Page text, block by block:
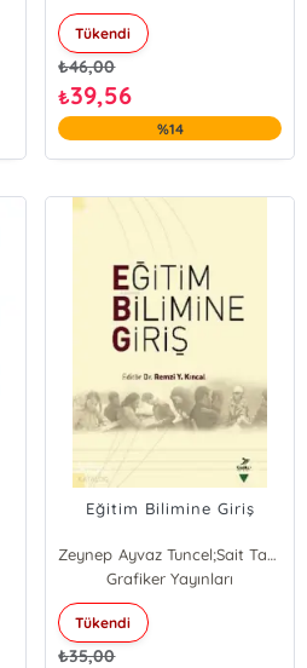
Tükendi
₺46,00
₺39,56
%14
Eğitim Bilimine Giriş
Zeynep Ayvaz Tuncel;Sait Taş;Rüştü Yeşil ;Mehmet Karataş;Mehmet Arif Özerbaş;Erdal Bay;Adnan
Grafiker Yayınları
Tükendi
₺35,00